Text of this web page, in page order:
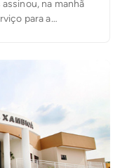
na manhã
para a
Com